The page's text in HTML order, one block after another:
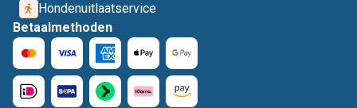
Hondenuitlaatservice
Betaalmethoden